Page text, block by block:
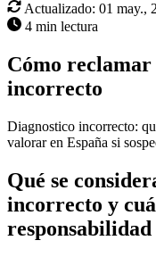
Actualizado: 01 may.,
4 min lectura
Cómo reclamar
incorrecto
Diagnostico incorrecto:
valorar en España si
Qué se
incorrecto y